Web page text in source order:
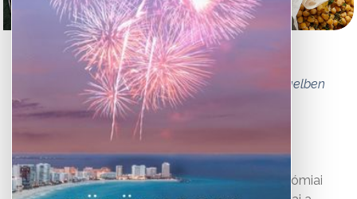
Izrael sokszínű ízei
10 különleges ételt mutatunk be, amelyeket Izraelben
járva feltétlenül meg kell kóstolni!
Azizraelikonyha számos különleges gasztronómiai